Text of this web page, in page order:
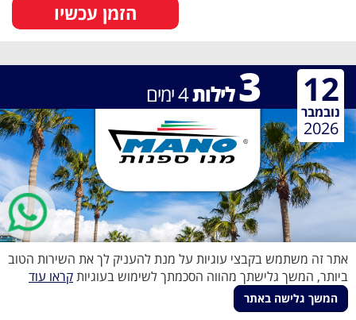
הזמן עכשיו
3לילות4ימים 12
נובמבר
2026
אתר זה משתמש בקבצי עוגיות על מנת להעניק לך את השירות הטוב
ביותר, המשך גלישתך מהווה הסכמתך לשימוש בעוגיותקראו עוד
המשך גלישה באתר